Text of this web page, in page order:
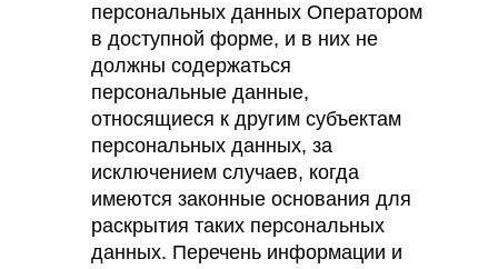
персональных данных Оператором
в доступной форме, и в них не
должны содержаться
персональные данные,
относящиеся к другим субъектам
персональных данных, за
исключением случаев, когда
имеются законные основания для
раскрытия таких персональных
данных. Перечень информации и